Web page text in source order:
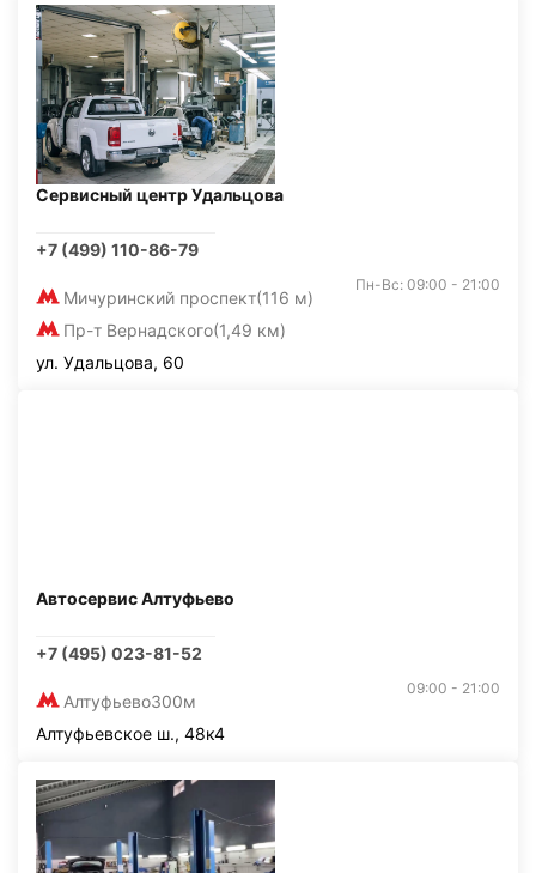
Сервисный центр Удальцова
+7 (499) 110-86-79
Мичуринский проспект(116 м)
Пр-т Вернадского(1,49 км)
Пн-Вс: 09:00 - 21:00
ул. Удальцова, 60
Автосервис Алтуфьево
+7 (495) 023-81-52
Алтуфьево300м
09:00 - 21:00
Алтуфьевское ш., 48к4